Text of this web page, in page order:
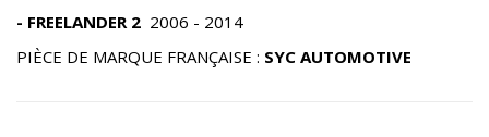
- FREELANDER 2 2006 - 2014
PIÈCE DE MARQUE FRANÇAISE : SYC AUTOMOTIVE